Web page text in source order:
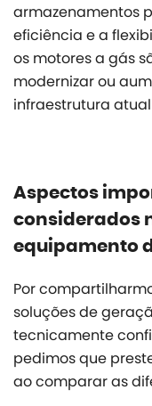
armazenamentos
eficiência e a
os motores a gás
modernizar ou
infraestrutura
Aspectos
considerados
equipamento
Por
soluções de
tecnicamente
pedimos que
ao comparar as